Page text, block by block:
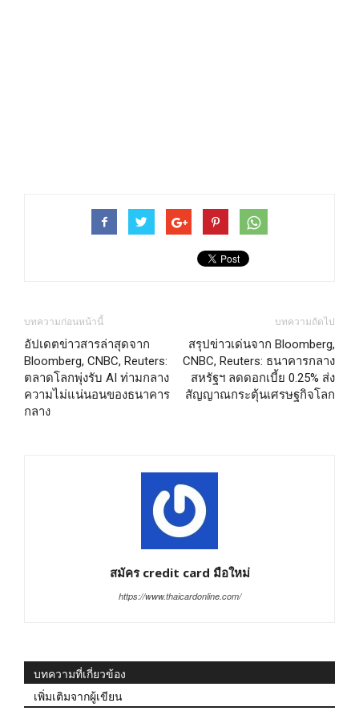
บทความก่อนหน้านี้
อัปเดตข่าวสารล่าสุดจาก
Bloomberg, CNBC, Reuters:
ตลาดโลกพุ่งรับ AI ท่ามกลาง
ความไม่แน่นอนของธนาคาร
กลาง
บทความถัดไป
สรุปข่าวเด่นจาก Bloomberg,
CNBC, Reuters: ธนาคารกลาง
สหรัฐฯ ลดดอกเบี้ย 0.25% ส่ง
สัญญาณกระตุ้นเศรษฐกิจโลก
สมัคร credit card มือใหม่
https://www.thaicardonline.com/
บทความที่เกี่ยวข้อง
เพิ่มเติมจากผู้เขียน